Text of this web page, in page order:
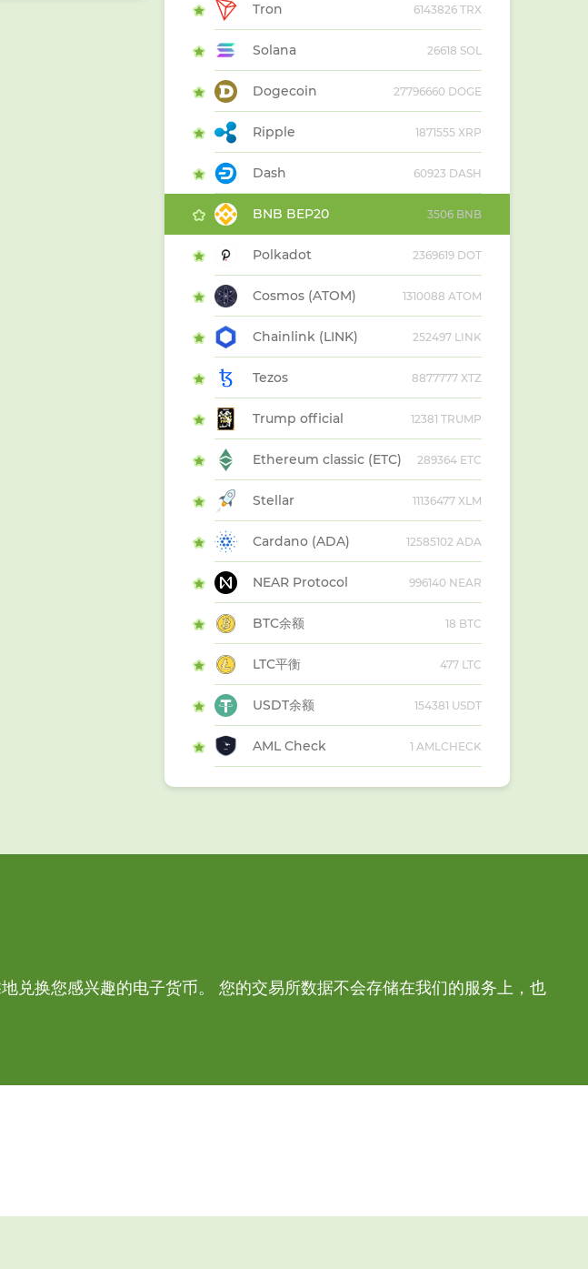
Tron 6143826 TRX
Solana 26618 SOL
Dogecoin 27796660 DOGE
Ripple 1871555 XRP
Dash 60923 DASH
BNB BEP20 3506 BNB
Polkadot 2369619 DOT
Cosmos (ATOM) 1310088 ATOM
Chainlink (LINK) 252497 LINK
Tezos 8877777 XTZ
Trump official 12381 TRUMP
Ethereum classic (ETC) 289364 ETC
Stellar 11136477 XLM
Cardano (ADA) 12585102 ADA
NEAR Protocol 996140 NEAR
BTC余额 18 BTC
LTC平衡 477 LTC
USDT余额 154381 USDT
AML Check 1 AMLCHECK
兑换您感兴趣的电子货币。 您的交易所数据不会存储在我们的服务上，也